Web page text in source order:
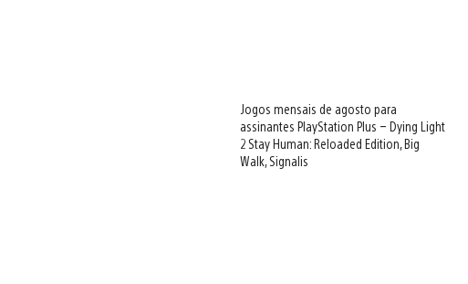
Jogos mensais de agosto para
assinantes PlayStation Plus – Dying Light
2 Stay Human: Reloaded Edition, Big
Walk, Signalis